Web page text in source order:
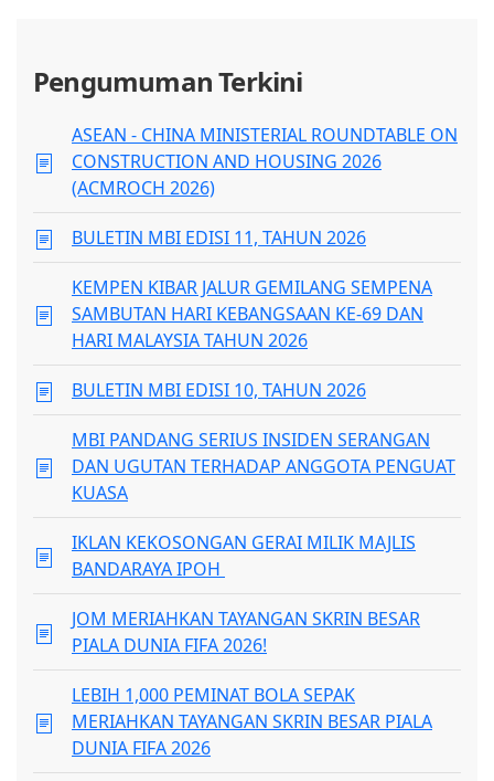
Pengumuman Terkini
ASEAN - CHINA MINISTERIAL ROUNDTABLE ON
CONSTRUCTION AND HOUSING 2026
(ACMROCH 2026)
BULETIN MBI EDISI 11, TAHUN 2026
KEMPEN KIBAR JALUR GEMILANG SEMPENA
SAMBUTAN HARI KEBANGSAAN KE-69 DAN
HARI MALAYSIA TAHUN 2026
BULETIN MBI EDISI 10, TAHUN 2026
MBI PANDANG SERIUS INSIDEN SERANGAN
DAN UGUTAN TERHADAP ANGGOTA PENGUAT
KUASA
IKLAN KEKOSONGAN GERAI MILIK MAJLIS
BANDARAYA IPOH
JOM MERIAHKAN TAYANGAN SKRIN BESAR
PIALA DUNIA FIFA 2026!
LEBIH 1,000 PEMINAT BOLA SEPAK
MERIAHKAN TAYANGAN SKRIN BESAR PIALA
DUNIA FIFA 2026